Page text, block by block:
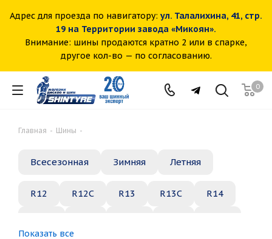
Адрес для проезда по навигатору: ул. Талалихина, 41, стр.
19 на Территории завода «Микоян».
Внимание: шины продаются кратно 2 или в спарке,
другое кол-во — по согласованию.
0
Главная - Шины -
Всесезонная Зимняя Летняя
R12 R12C R13 R13C R14
Показать все